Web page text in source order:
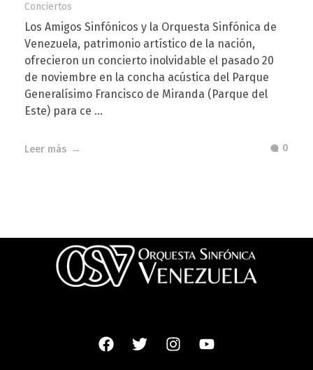
Conciertos
Los Amigos Sinfónicos y la Orquesta Sinfónica de
Venezuela, patrimonio artístico de la nación,
ofrecieron un concierto inolvidable el pasado 20
de noviembre en la concha acústica del Parque
Generalísimo Francisco de Miranda (Parque del
Este) para ce ...
Leer más 0